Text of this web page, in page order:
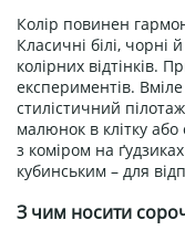
Колір повинен
Класичні білі, чорні
колірних відтінків.
експериментів.
стилістичний
малюнок в клітку
з коміром на
кубинським – для
З чим носити